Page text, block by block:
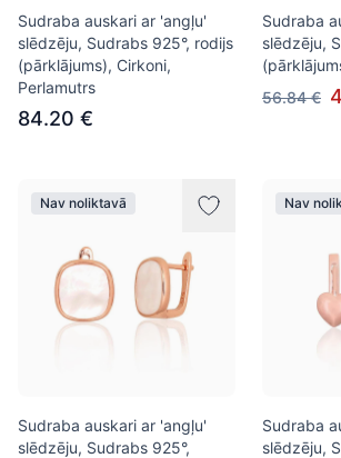
Sudraba auskari ar 'angļu'
slēdzēju, Sudrabs 925°, rodijs
(pārklājums), Cirkoni,
Perlamutrs
84.20 €
Sudraba
slēdzēju,
56.84 €
Nav noliktavā
Sudraba auskari ar 'angļu'
slēdzēju, Sudrabs 925°,
Nav
Sudraba
slēdzēju,